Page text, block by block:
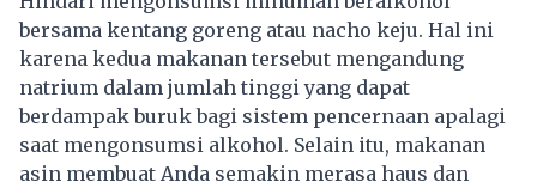
bersama kentang goreng atau nacho keju. Hal ini
karena kedua makanan tersebut mengandung
natrium dalam jumlah tinggi yang dapat
berdampak buruk bagi sistem pencernaan apalagi
saat mengonsumsi alkohol. Selain itu, makanan
asin membuat Anda semakin merasa haus dan